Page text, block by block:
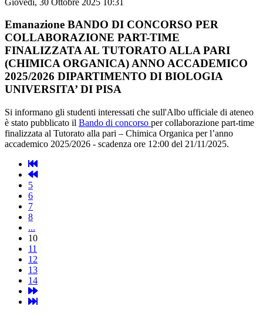
Emanazione BANDO DI CONCORSO PER
COLLABORAZIONE PART-TIME
FINALIZZATA AL TUTORATO ALLA PARI
(CHIMICA ORGANICA) ANNO ACCADEMICO
2025/2026 DIPARTIMENTO DI BIOLOGIA
UNIVERSITA’ DI PISA
Si informano gli studenti interessati che sull'Albo ufficiale di ateneo
è stato pubblicato il Bando di concorso per collaborazione part-time
finalizzata al Tutorato alla pari – Chimica Organica per l’anno
accademico 2025/2026 - scadenza ore 12:00 del 21/11/2025.
5
6
7
8
...
10
11
12
13
14